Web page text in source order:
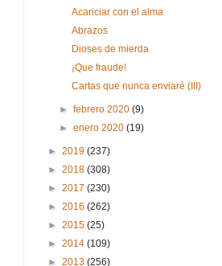
Acariciar con el alma
Abrazos
Dioses de mierda
¡Que fraude!
Cartas que nunca enviaré (III)
►febrero 2020(9)
►enero 2020(19)
► 2019 (237)
► 2018 (308)
► 2017 (230)
► 2016 (262)
► 2015 (25)
► 2014 (109)
► 2013 (256)